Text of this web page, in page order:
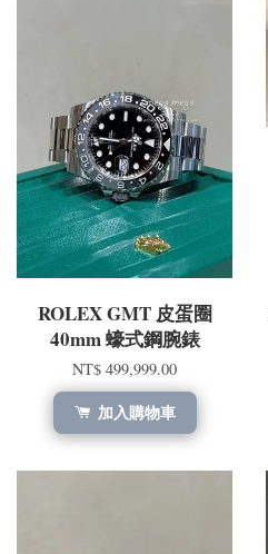
ROLEX GMT 皮蛋圈
40mm 蠔式鋼腕錶
NT$ 499,999.00
加入購物車